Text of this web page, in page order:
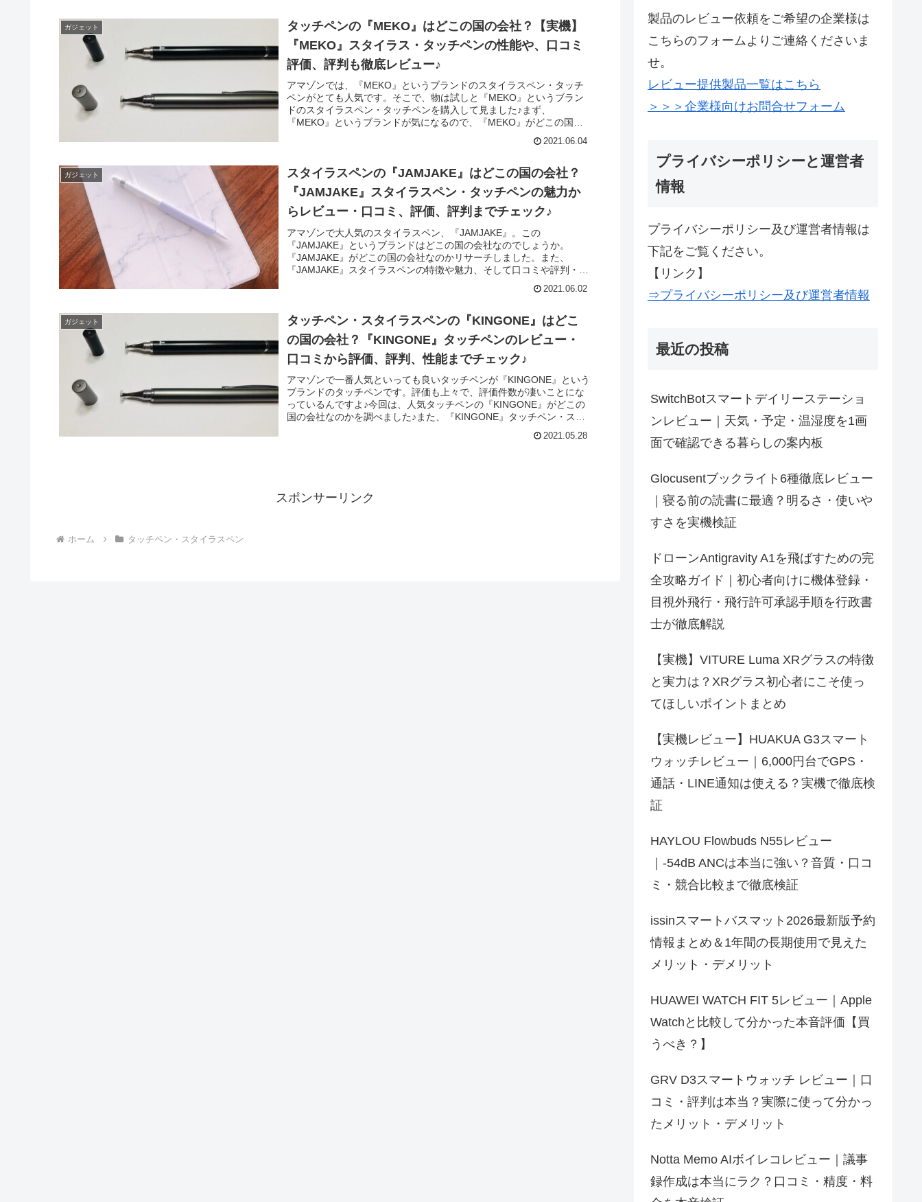
ガジェット
タッチペンの『MEKO』はどこの国の会社？【実機】
『MEKO』スタイラス・タッチペンの性能や、口コミ
評価、評判も徹底レビュー♪
アマゾンでは、『MEKO』というブランドのスタイラスペン・タッチ
ペンがとても人気です。そこで、物は試しと『MEKO』というブラン
ドのスタイラスペン・タッチペンを購入して見ました♪まず、
『MEKO』というブランドが気になるので、『MEKO』がどこの国の
ッチペンの使い方や使い心地、書き心地をレビューします♪また、
ーしました♪
2021.06.04
ガジェット
スタイラスペンの『JAMJAKE』はどこの国の会社？
『JAMJAKE』スタイラスペン・タッチペンの魅力か
らレビュー・口コミ、評価、評判までチェック♪
アマゾンで大人気のスタイラスペン、『JAMJAKE』。この
『JAMJAKE』というブランドはどこの国の会社なのでしょうか。
『JAMJAKE』がどこの国の会社なのかリサーチしました。また、
『JAMJAKE』スタイラスペンの特徴や魅力、そして口コミや評判・評
2021.06.02
ガジェット
タッチペン・スタイラスペンの『KINGONE』はどこ
の国の会社？『KINGONE』タッチペンのレビュー・
口コミから評価、評判、性能までチェック♪
アマゾンで一番人気といっても良いタッチペンが『KINGONE』という
ブランドのタッチペンです。評価も上々で、評価件数が凄いことにな
っているんですよ♪今回は、人気タッチペンの『KINGONE』がどこの
国の会社なのかを調べました♪また、『KINGONE』タッチペン・スタ
2021.05.28
スポンサーリンク
ホーム タッチペン・スタイラスペン
製品のレビュー依頼をご希望の企業様は
こちらのフォームよりご連絡くださいま
せ。
レビュー提供製品一覧はこちら
＞＞＞企業様向けお問合せフォーム
プライバシーポリシーと運営者
情報
プライバシーポリシー及び運営者情報は
下記をご覧ください。
【リンク】
⇒プライバシーポリシー及び運営者情報
最近の投稿
SwitchBotスマートデイリーステーショ
ンレビュー｜天気・予定・温湿度を1画
面で確認できる暮らしの案内板
Glocusentブックライト6種徹底レビュー
｜寝る前の読書に最適？明るさ・使いや
すさを実機検証
ドローンAntigravity A1を飛ばすための完
全攻略ガイド｜初心者向けに機体登録・
目視外飛行・飛行許可承認手順を行政書
士が徹底解説
【実機】VITURE Luma XRグラスの特徴
と実力は？XRグラス初心者にこそ使っ
てほしいポイントまとめ
【実機レビュー】HUAKUA G3スマート
ウォッチレビュー｜6,000円台でGPS・
通話・LINE通知は使える？実機で徹底検
証
HAYLOU Flowbuds N55レビュー
｜-54dB ANCは本当に強い？音質・口コ
ミ・競合比較まで徹底検証
issinスマートバスマット2026最新版予約
情報まとめ＆1年間の長期使用で見えた
メリット・デメリット
HUAWEI WATCH FIT 5レビュー｜Apple
Watchと比較して分かった本音評価【買
うべき？】
GRV D3スマートウォッチ レビュー｜口
コミ・評判は本当？実際に使って分かっ
たメリット・デメリット
Notta Memo AIボイレコレビュー｜議事
録作成は本当にラク？口コミ・精度・料